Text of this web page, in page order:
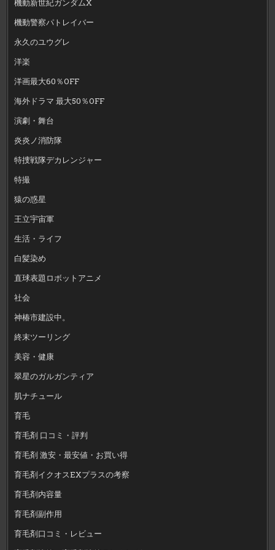
機動新世紀ガンダムX
機動警察パトレイバー
永久のユウグレ
洋楽
洋画最大60％OFF
海外ドラマ 最大50％OFF
演劇・舞台
炎炎ノ消防隊
特捜戦隊デカレンジャー
特撮
猿の惑星
王立宇宙軍
生活・ライフ
白髪染め
直球表題ロボットアニメ
社会
神椿市建設中。
終末ツーリング
美容・健康
翠星のガルガンティア
肌ナチュール
育毛
育毛剤 口コミ・評判
育毛剤 激安・最安値・お買い得
育毛剤イクオスEXプラスの考察
育毛剤内容量
育毛剤副作用
育毛剤口コミ・レビュー